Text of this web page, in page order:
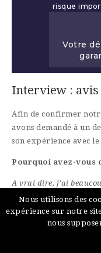
risque
Votre
Interview : avis
Afin de confirmer
avons demandé à un
son expérience avec
Pourquoi avez-vous
A vrai dire, j’ai
Binck m’a semblé
fortement appréciés
bon. Bref, je savais
était indispensable
Nous utilisons des
expérience sur notre
nous